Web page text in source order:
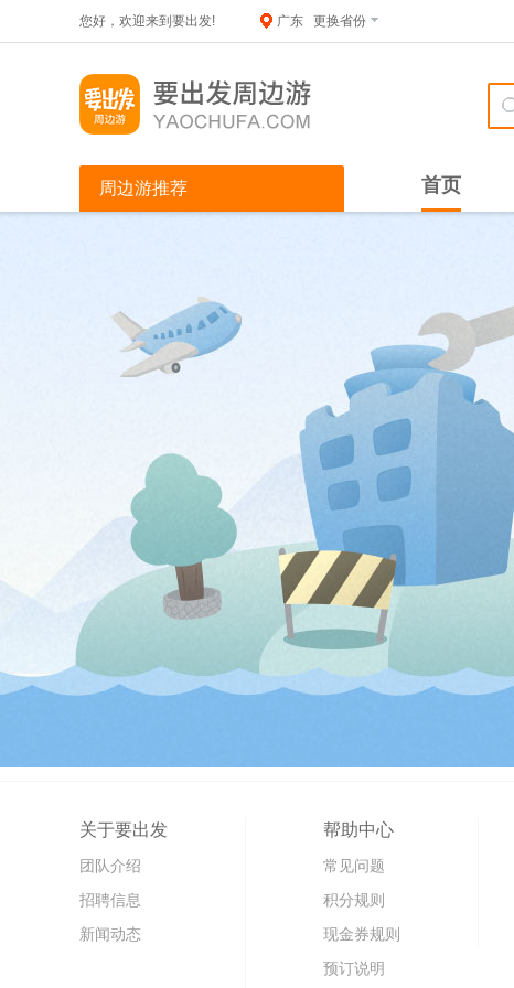
您好，欢迎来到要出发! 广东 更换省份
周边游推荐 首页
关于要出发
团队介绍
招聘信息
新闻动态
帮助中心
常见问题
积分规则
现金券规则
预订说明